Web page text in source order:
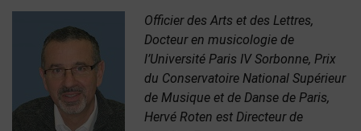
Officier des Arts et des Lettres,
Docteur en musicologie de
l’Université Paris IV Sorbonne, Prix
du Conservatoire National Supérieur
de Musique et de Danse de Paris,
Hervé Roten est Directeur de